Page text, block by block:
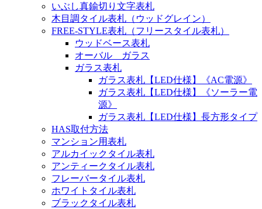
いぶし真鍮切り文字表札
木目調タイル表札（ウッドグレイン）
FREE-STYLE表札（フリースタイル表札）
ウッドベース表札
オーバル ガラス
ガラス表札
ガラス表札【LED仕様】《AC電源》
ガラス表札【LED仕様】《ソーラー電
源》
ガラス表札【LED仕様】長方形タイプ
HAS取付方法
マンション用表札
アルカイックタイル表札
アンティークタイル表札
フレーバータイル表札
ホワイトタイル表札
ブラックタイル表札